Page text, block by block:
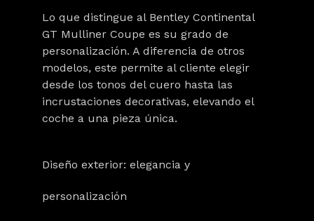
Lo que distingue al Bentley Continental
GT Mulliner Coupe es su grado de
personalización. A diferencia de otros
modelos, este permite al cliente elegir
desde los tonos del cuero hasta las
incrustaciones decorativas, elevando el
coche a una pieza única.
Diseño exterior: elegancia y
personalización